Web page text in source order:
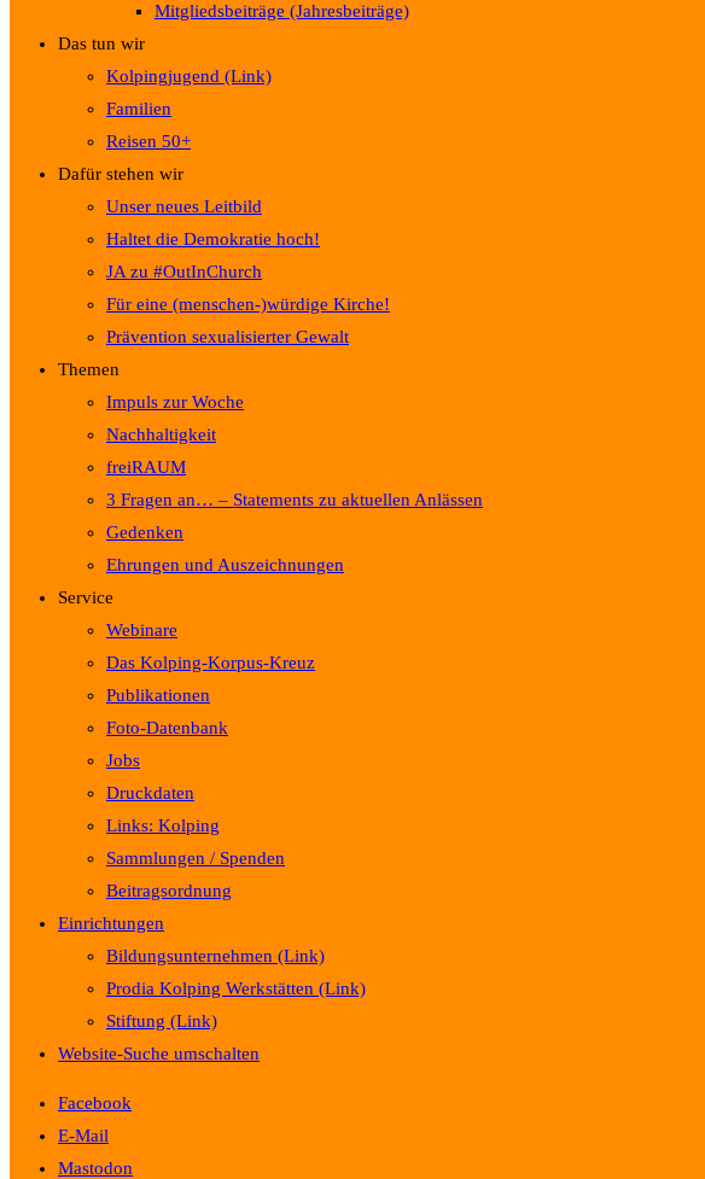
Mitgliedsbeiträge (Jahresbeiträge)
Das tun wir
Kolpingjugend (Link)
Familien
Reisen 50+
Dafür stehen wir
Unser neues Leitbild
Haltet die Demokratie hoch!
JA zu #OutInChurch
Für eine (menschen-)würdige Kirche!
Prävention sexualisierter Gewalt
Themen
Impuls zur Woche
Nachhaltigkeit
freiRAUM
3 Fragen an… – Statements zu aktuellen Anlässen
Gedenken
Ehrungen und Auszeichnungen
Service
Webinare
Das Kolping-Korpus-Kreuz
Publikationen
Foto-Datenbank
Jobs
Druckdaten
Links: Kolping
Sammlungen / Spenden
Beitragsordnung
Einrichtungen
Bildungsunternehmen (Link)
Prodia Kolping Werkstätten (Link)
Stiftung (Link)
Website-Suche umschalten
Facebook
E-Mail
Mastodon